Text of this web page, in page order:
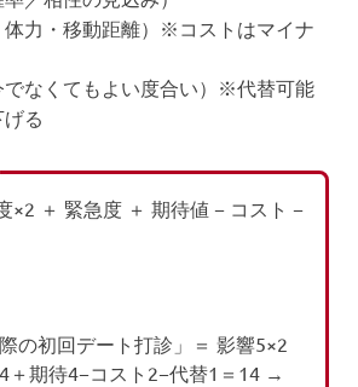
体力・移動距離）※コストはマイナ
でなくてもよい度合い）※代替可能
る
×2 ＋ 緊急度 ＋ 期待値 − コスト −
際の初回デート打診」＝ 影響5×2
＋期待4−コスト2−代替1＝14 →